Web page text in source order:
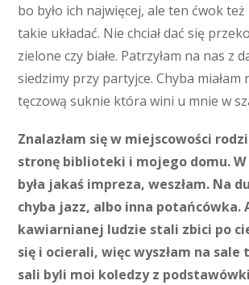
bo było ich najwięcej, ale ten ćwok też
takie układać. Nie chciał dać się
zielone czy białe. Patrzyłam na nas z
siedzimy przy partyjce. Chyba miałam
tęczową suknie która wini u mnie w
Znalazłam się w miejscowości
stronę biblioteki i mojego domu.
była jakaś impreza, weszłam. Na
chyba jazz, albo inna potańcówka.
kawiarnianej ludzie stali zbici po
się i ocierali, więc wyszłam na sale
sali byli moi koledzy z podstawówki.